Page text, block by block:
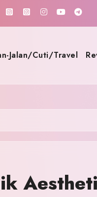
Jalan/Cuti/Travel